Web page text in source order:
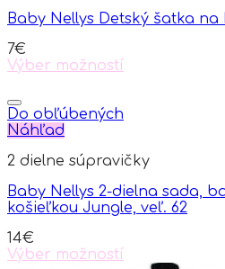
Baby Nellys Detský šatka
7€
Výber možností
product
has
multiple
The
may
be
on
the
Do obľúbených
Náhľad
2 dielne súpravičky
Baby Nellys 2-dielna sada,
košieľkou Jungle, veľ. 62
14€
Výber možností